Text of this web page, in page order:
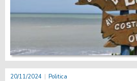
20/11/2024 Politica